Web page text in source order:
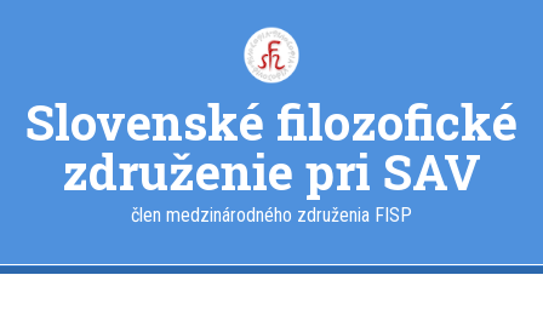
obsah
Slovenské filozofické
združenie pri SAV
člen medzinárodného združenia FISP